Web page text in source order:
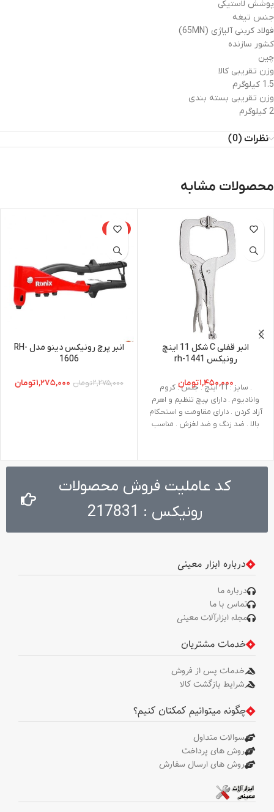
پوشش لاستیکی
جنس تیغه
فولاد کربنی آلیاژی (65MN)
کشور سازنده
چین
وزن تقریبی کالا
1.5 کیلوگرم
وزن تقریبی بسته بندی
2 کیلوگرم
نظرات (0)
محصولات مشابه
انبر قفلی C شکل 11 اینچ
رونیکس 1441-rh
۱,۴۵۰,۰۰۰تومان
. سایز : 11 اینچ . جنس : کروم
وانادیوم . دارای پیچ تنظیم و اهرم
آزاد کردن . دارای مقاومت و استحکام
بالا . ضد زنگ و ضد لغزش . مناسب
-44%
انبر پرچ رونیکس دینو مدل RH-
1606
۲,۲۷۵,۰۰۰تومان ۱,۲۷۵,۰۰۰تومان
کد عاملیت فروش محصولات
رونیکس : 217831
درباره ابزار معینی
درباره ما
تماس با ما
مجله ابزارآلات معینی
خدمات مشتریان
خدمات پس از فروش
شرایط بازگشت کالا
چگونه میتوانیم کمکتان کنیم؟
سوالات متداول
روش های پرداخت
روش های ارسال سفارش